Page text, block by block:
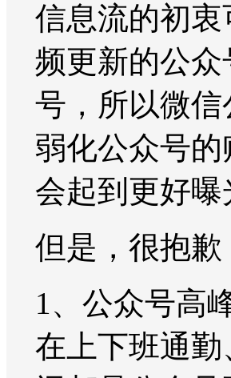
信息流的初
频更新的公
号，所以微
弱化公众号
会起到更好曝
但是，很抱
1、公众号高
在上下班通